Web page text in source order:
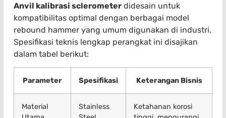
Anvil kalibrasi sclerometer didesain untuk
kompatibilitas optimal dengan berbagai model
rebound hammer yang umum digunakan di industri.
Spesifikasi teknis lengkap perangkat ini disajikan
dalam tabel berikut:
Parameter Spesifikasi Keterangan Bisnis
Material
Stainless
Ketahanan korosi